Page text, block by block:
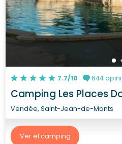
7.7/10 644
Camping Les Places
Vendée, Saint-Jean-de-Monts
Ver el camping